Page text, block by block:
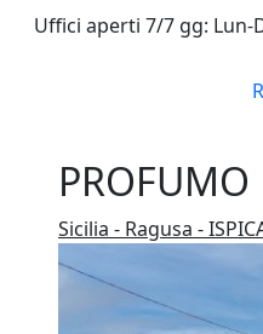
Uffici aperti 7/7 gg: Lun-
Sicilia - Ragusa -